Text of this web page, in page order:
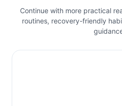
der Höhe und
Bandscheiben, wodurch
Continue with more practical
routines, recovery-friendly